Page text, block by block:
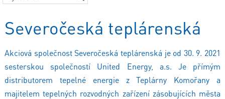
Severočeská teplárenská
Akciová společnost Severočeská teplárenská je od 30. 9. 2021
sesterskou společností United Energy, a.s. Je přímým
distributorem tepelné energie z Teplárny Komořany a
majitelem tepelných rozvodných zařízení zásobujících města